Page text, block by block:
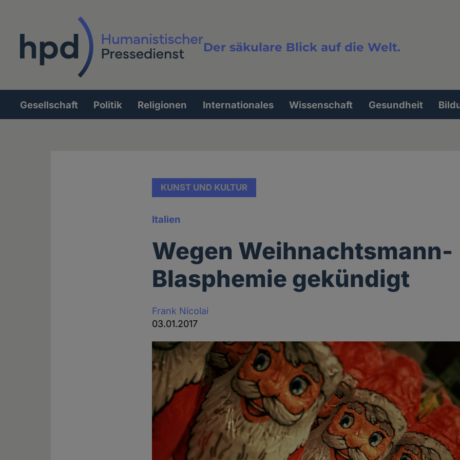
Der säkulare Blick auf die Welt.
Volltextsuche
Hauptnavigation
Gesellschaft Politik Religionen Internationales Wissenschaft Gesundheit
KUNST UND KULTUR
Italien
Wegen Weihnachtsmann-
Blasphemie gekündigt
Frank Nicolai
03.01.2017